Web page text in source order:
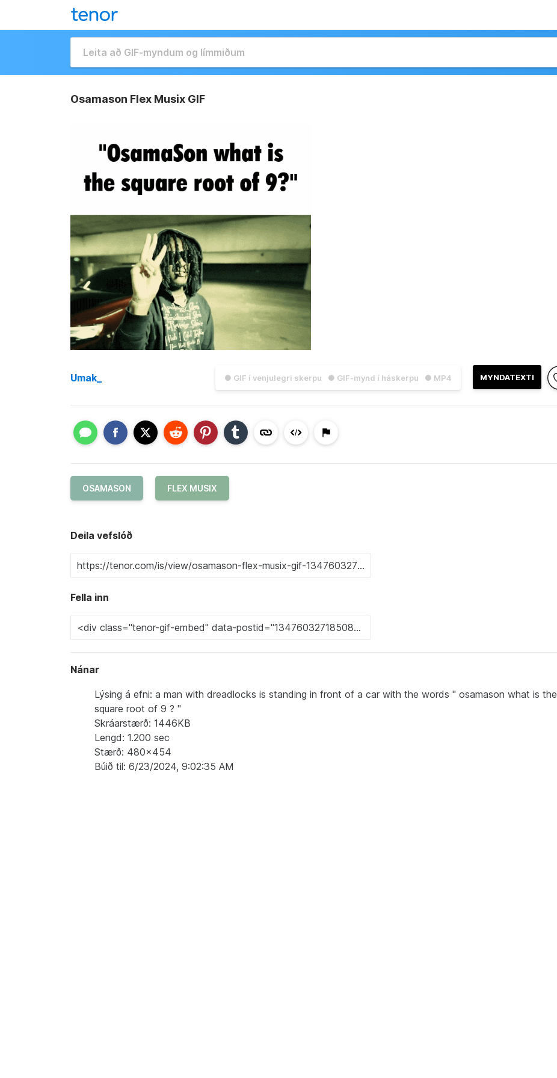
Osamason Flex Musix GIF
● GIF í venjulegri skerpu ● GIF-mynd í háskerpu ● MP4 MYNDATEXTI
Umak_
OSAMASON FLEX MUSIX
Deila vefslóð
Fella inn
Nánar
Lýsing á efni: a man with dreadlocks is standing in front of a car with the words " osamason what is the
square root of 9 ? "
Skráarstærð: 1446KB
Lengd: 1.200 sec
Stærð: 480x454
Búið til: 6/23/2024, 9:02:35 AM